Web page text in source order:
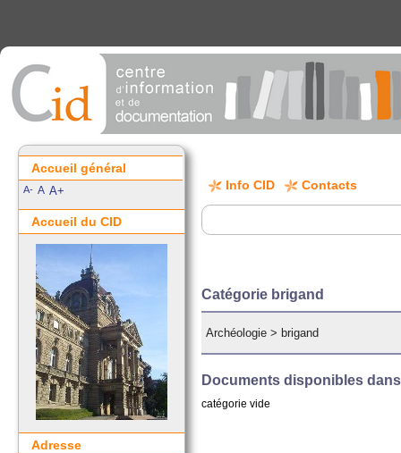
Info CID Contacts
Catégorie brigand
Archéologie > brigand
Documents disponibles
catégorie vide
Accueil général
A- A A+
Accueil du CID
Adresse